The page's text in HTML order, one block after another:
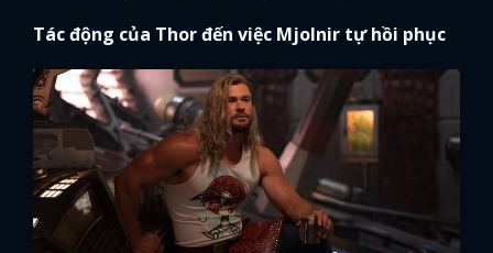
Tác động của Thor đến việc Mjolnir tự hồi phục